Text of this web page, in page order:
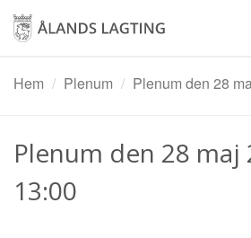
Hoppa
huvudinnehåll
Hem
Plenum Plenum den 28
Plenum den 28 maj
13:00